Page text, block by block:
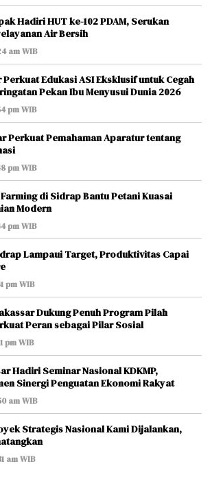
Hadiri HUT ke-102 PDAM, Serukan
Air Bersih
am WIB
Perkuat Edukasi ASI Eksklusif untuk Cegah
Pekan Ibu Menyusui Dunia 2026
pm WIB
Perkuat Pemahaman Aparatur tentang
pm WIB
di Sidrap Bantu Petani Kuasai
Modern
pm WIB
Lampaui Target, Produktivitas Capai
pm WIB
Dukung Penuh Program Pilah
Peran sebagai Pilar Sosial
pm WIB
Hadiri Seminar Nasional KDKMP,
Sinergi Penguatan Ekonomi Rakyat
am WIB
Strategis Nasional Kami Dijalankan,
am WIB